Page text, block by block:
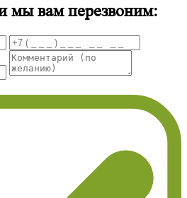
мы вам перезвоним: